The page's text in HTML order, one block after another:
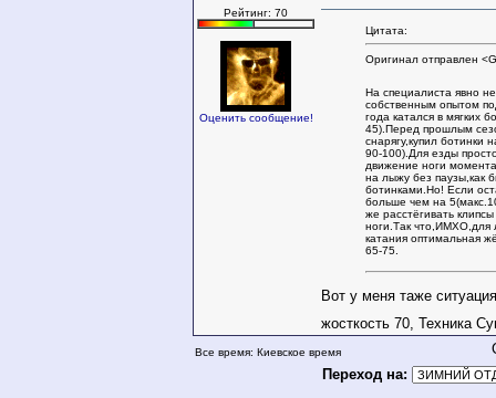
Рейтинг: 70
Оценить сообщение!
Цитата:
Оригинал отправлен
На специалиста явно
собственным опытом
года катался в мягких
45).Перед прошлым
снарягу,купил ботинки
90-100).Для езды
движение ноги
на лыжу без паузы,как
ботинками.Но! Если
больше чем на
же расстёгивать
ноги.Так что,ИМХО,для
катания оптимальная
65-75.
Вот у меня таже
жосткость 70, Техника
Все время: Киевское время
Переход на: